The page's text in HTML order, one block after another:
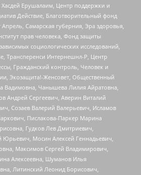
Ерушалаим, Центр поддержки и
Действие, Благотворительный фонд
Самарская губерния, Эра здоровья,
прав человека, Фонд защиты
социологических исследований,
Трансперенси Интернешнл-Р, Центр
Гражданский контроль, Человек и
Экозащита!-Женсовет, Общественный
Вадимовна, Чанышева Лилия Айратовна,
Андрей Сергеевич, Аверин Виталий
Созаев Валерий Валерьевич, Исламов
Пислакова-Паркер Марина
Гудков Лев Дмитриевич,
Юрьевич, Мосин Алексей Геннадьевич,
Максимов Сергей Владимирович,
Алексеевна, Шуманов Илья
Литинский Леонид Борисович,